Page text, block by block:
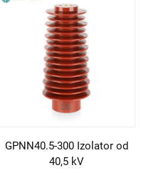
GPNN40.5-300 Izolator od
40,5 kV